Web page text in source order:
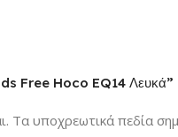
Free Hoco EQ14 Λευκά”
Τα υποχρεωτικά πεδία